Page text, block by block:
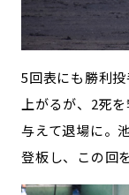
5回表にも勝利
上がるが、2死
与えて退場に。
登板し、この回